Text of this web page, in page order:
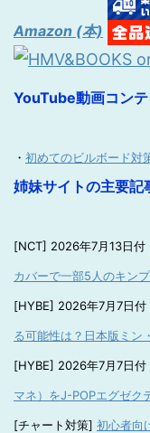
Amazon (本)
YouTube動画コン
・ 初めてのビルボード対
姉妹サイトの主要記
[NCT] 2026年7月13日付
カバーで一部5人のキン
[HYBE] 2026年7月7日付
る可能性は？日本版ミン
[HYBE] 2026年7月7日付
マネ）をJ-POPエグゼク
[チャート対策] 初心者向